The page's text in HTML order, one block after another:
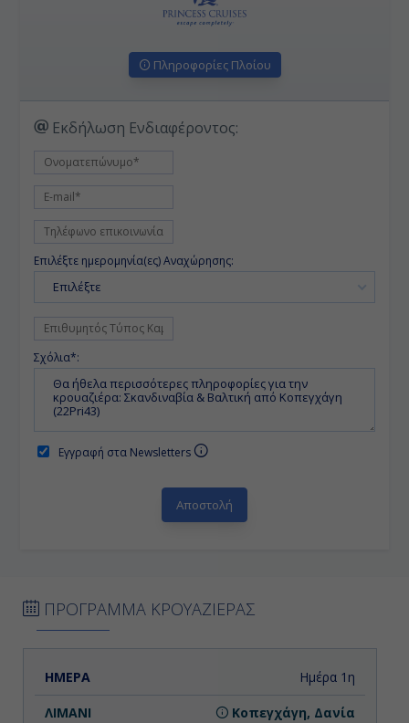
Πληροφορίες Πλοίου
Εκδήλωση Ενδιαφέροντος:
Επιλέξτε ημερομηνία(ες) Αναχώρησης:
Επιλέξτε
Σχόλια*:
Εγγραφή στα Newsletters
ΠΡΟΓΡΑΜΜΑ ΚΡΟΥΑΖΙΕΡΑΣ
ΗΜΕΡΑ ΑΝΑΧΩΡΗΣΗ
Ημέρα 1η
Κοπεγχάγη, Δανία